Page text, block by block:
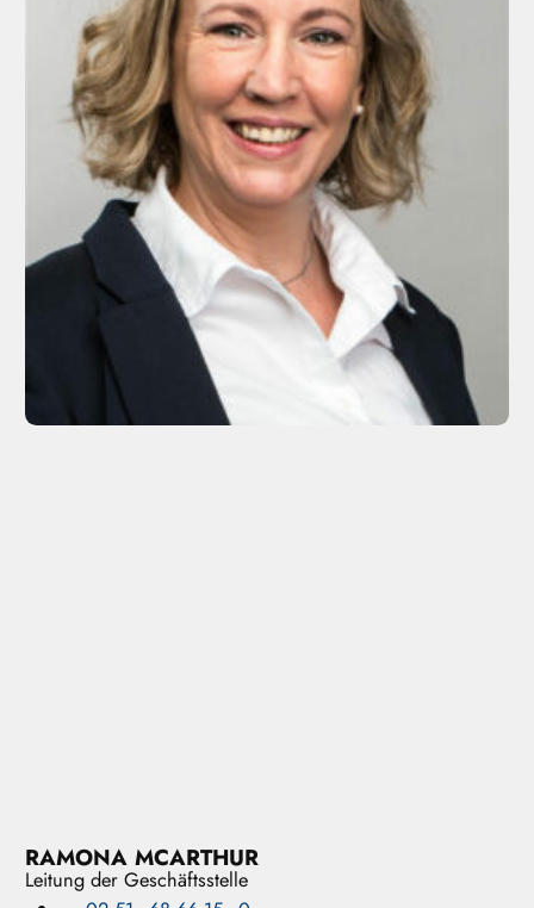
RAMONA MCARTHUR
Leitung der Geschäftsstelle